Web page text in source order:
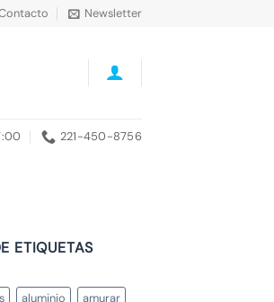
Newsletter
221-450-8756
ETIQUETAS
aluminio
amurar